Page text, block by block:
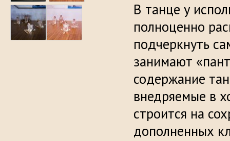
В танце у
полноценно
подчеркнуть
занимают
содержание
внедряемые в
строится на
дополненных